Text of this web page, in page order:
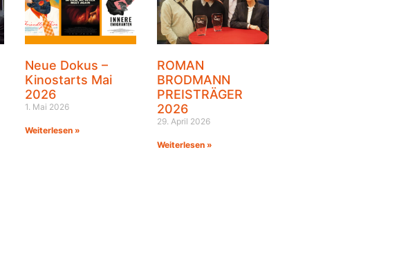
Neue Dokus –
Kinostarts Mai
2026
1. Mai 2026
Weiterlesen »
ROMAN
BRODMANN
PREISTRÄGER
2026
29. April 2026
Weiterlesen »